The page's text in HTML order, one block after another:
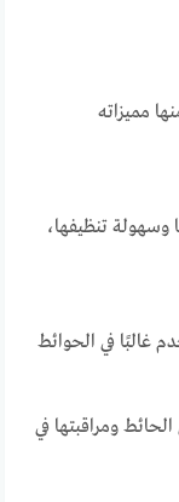
مميزاته
وسهولة تنظيفها،
غالبًا في الحوائط
ومراقبتها في